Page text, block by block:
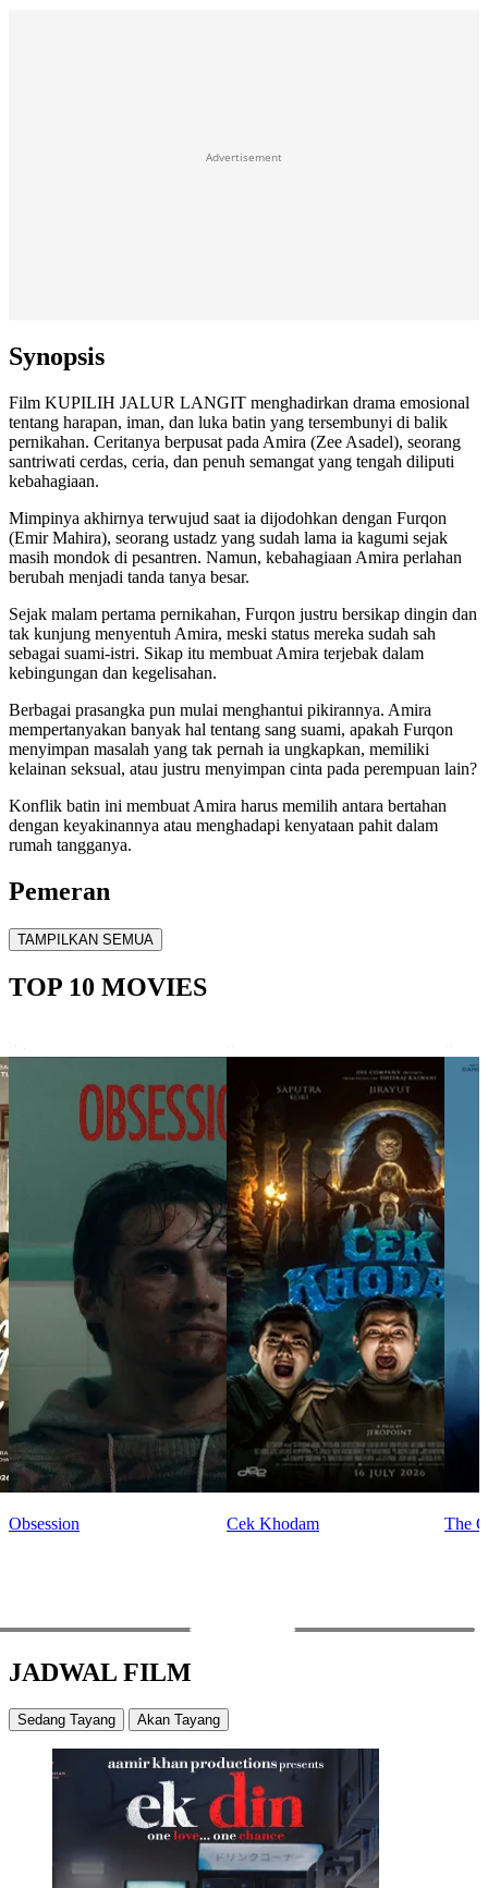
Advertisement
Synopsis
Film KUPILIH JALUR LANGIT menghadirkan drama emosional
tentang harapan, iman, dan luka batin yang tersembunyi di balik
pernikahan. Ceritanya berpusat pada Amira (Zee Asadel), seorang
santriwati cerdas, ceria, dan penuh semangat yang tengah diliputi
kebahagiaan.
Mimpinya akhirnya terwujud saat ia dijodohkan dengan Furqon
(Emir Mahira), seorang ustadz yang sudah lama ia kagumi sejak
masih mondok di pesantren. Namun, kebahagiaan Amira perlahan
berubah menjadi tanda tanya besar.
Sejak malam pertama pernikahan, Furqon justru bersikap dingin dan
tak kunjung menyentuh Amira, meski status mereka sudah sah
sebagai suami-istri. Sikap itu membuat Amira terjebak dalam
kebingungan dan kegelisahan.
Berbagai prasangka pun mulai menghantui pikirannya. Amira
mempertanyakan banyak hal tentang sang suami, apakah Furqon
menyimpan masalah yang tak pernah ia ungkapkan, memiliki
kelainan seksual, atau justru menyimpan cinta pada perempuan lain?
Konflik batin ini membuat Amira harus memilih antara bertahan
dengan keyakinannya atau menghadapi kenyataan pahit dalam
rumah tangganya.
Pemeran
TAMPILKAN SEMUA
TOP 10 MOVIES
Obsession Cek Khodam The
PREVNEXT
JADWAL FILM
Sedang Tayang Akan Tayang